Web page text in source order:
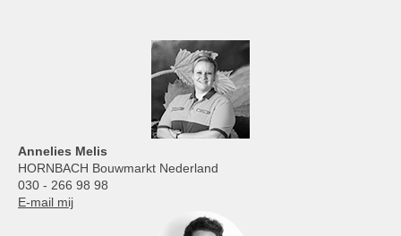
Annelies Melis
HORNBACH Bouwmarkt Nederland
030 - 266 98 98
E-mail mij